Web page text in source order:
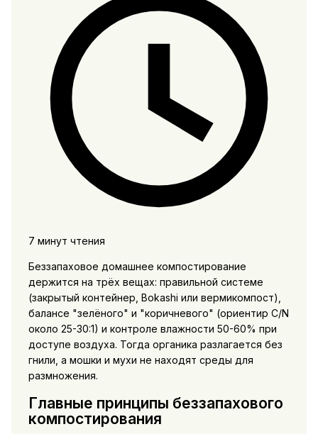
7 минут чтения
Беззапаховое домашнее компостирование
держится на трёх вещах: правильной системе
(закрытый контейнер, Bokashi или вермикомпост),
балансе "зелёного" и "коричневого" (ориентир C/N
около 25-30:1) и контроле влажности 50-60% при
доступе воздуха. Тогда органика разлагается без
гнили, а мошки и мухи не находят среды для
размножения.
Главные принципы беззапахового
компостирования